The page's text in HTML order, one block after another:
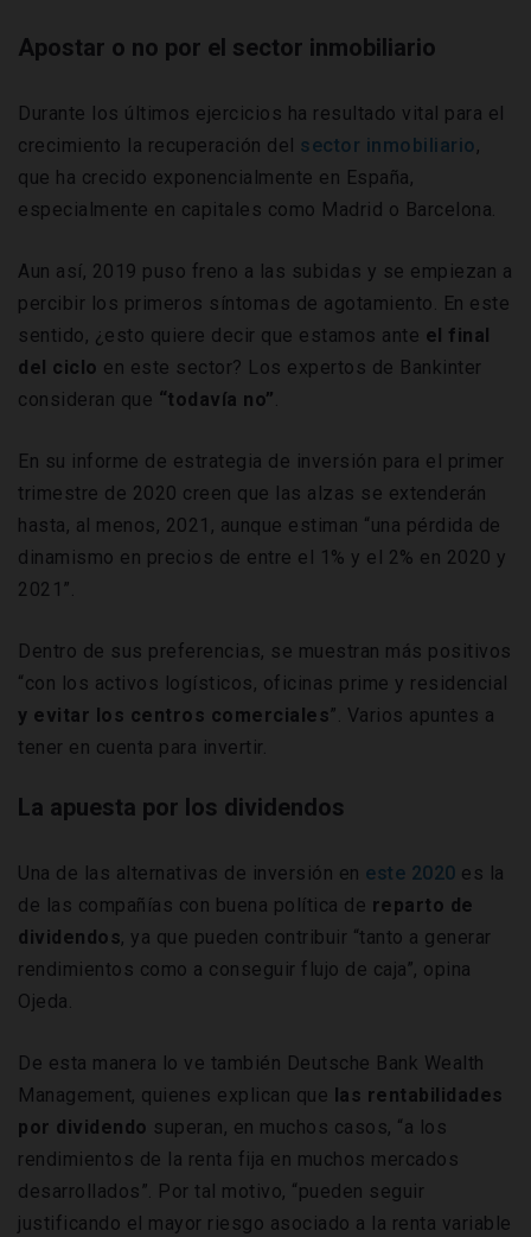
Apostar o no por el sector inmobiliario
Durante los últimos ejercicios ha resultado vital para el
crecimiento la recuperación del sector inmobiliario,
que ha crecido exponencialmente en España,
especialmente en capitales como Madrid o Barcelona.
Aun así, 2019 puso freno a las subidas y se empiezan a
percibir los primeros síntomas de agotamiento. En este
sentido, ¿esto quiere decir que estamos ante el final
del ciclo en este sector? Los expertos de Bankinter
consideran que “todavía no”.
En su informe de estrategia de inversión para el primer
trimestre de 2020 creen que las alzas se extenderán
hasta, al menos, 2021, aunque estiman “una pérdida de
dinamismo en precios de entre el 1% y el 2% en 2020 y
2021”.
Dentro de sus preferencias, se muestran más positivos
“con los activos logísticos, oficinas prime y residencial
y evitar los centros comerciales”. Varios apuntes a
tener en cuenta para invertir.
La apuesta por los dividendos
Una de las alternativas de inversión en este 2020 es la
de las compañías con buena política de reparto de
dividendos, ya que pueden contribuir “tanto a generar
rendimientos como a conseguir flujo de caja”, opina
Ojeda.
De esta manera lo ve también Deutsche Bank Wealth
Management, quienes explican que las rentabilidades
por dividendo superan, en muchos casos, “a los
rendimientos de la renta fija en muchos mercados
desarrollados”. Por tal motivo, “pueden seguir
justificando el mayor riesgo asociado a la renta variable